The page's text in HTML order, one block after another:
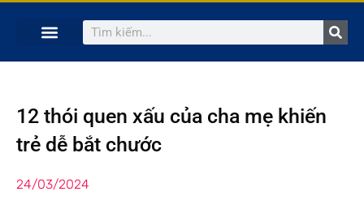
12 thói quen xấu của cha mẹ khiến
trẻ dễ bắt chước
24/03/2024